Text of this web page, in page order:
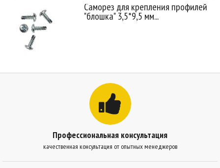
Саморез для крепления профилей
"блошка" 3,5*9,5 мм...
Профессиональная консультация
качественная консультация от опытных менеджеров